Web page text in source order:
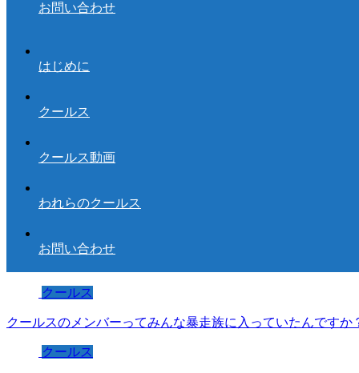
お問い合わせ
はじめに
クールス
クールス動画
われらのクールス
お問い合わせ
クールス
クールスのメンバーってみんな暴走族に入っていたんですか
クールス